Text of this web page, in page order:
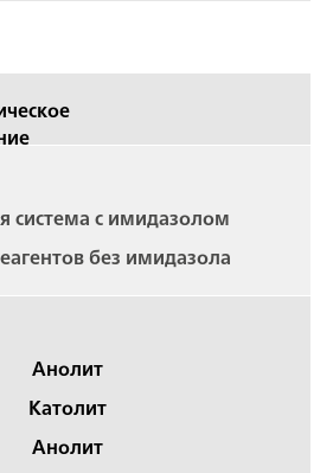
система с имидазолом
без имидазола
Анолит
Католит
Анолит